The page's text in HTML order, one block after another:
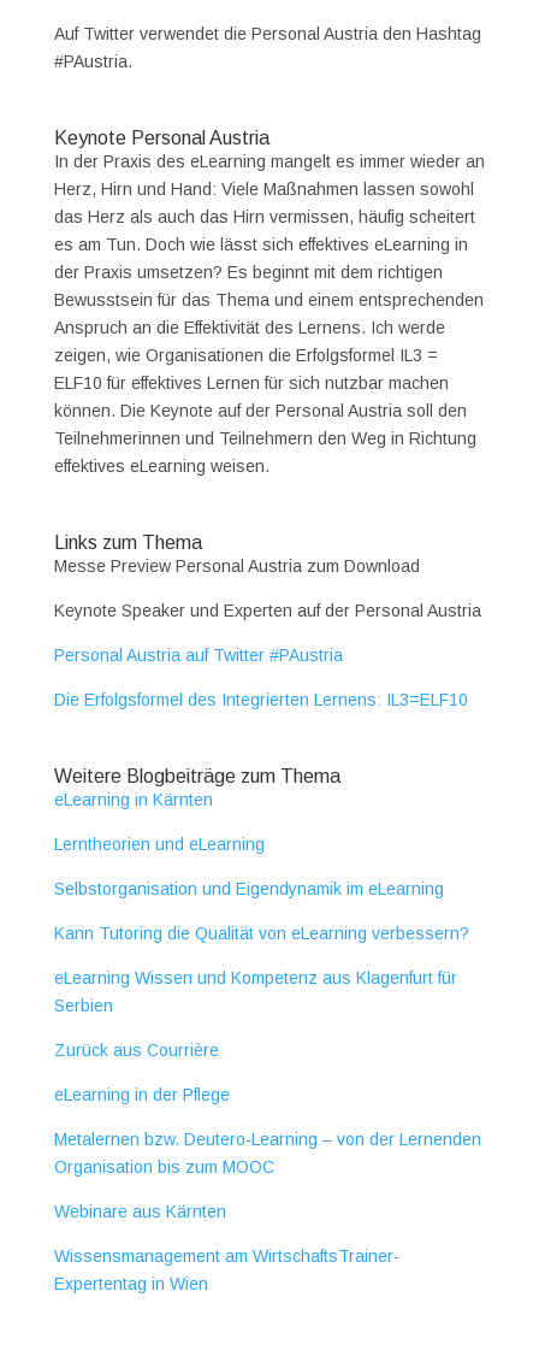
Auf Twitter verwendet die Personal Austria den Hashtag
#PAustria.
Keynote Personal Austria
In der Praxis des eLearning mangelt es immer wieder an
Herz, Hirn und Hand: Viele Maßnahmen lassen sowohl
das Herz als auch das Hirn vermissen, häufig scheitert
es am Tun. Doch wie lässt sich effektives eLearning in
der Praxis umsetzen? Es beginnt mit dem richtigen
Bewusstsein für das Thema und einem entsprechenden
Anspruch an die Effektivität des Lernens. Ich werde
zeigen, wie Organisationen die Erfolgsformel IL3 =
ELF10 für effektives Lernen für sich nutzbar machen
können. Die Keynote auf der Personal Austria soll den
Teilnehmerinnen und Teilnehmern den Weg in Richtung
effektives eLearning weisen.
Links zum Thema
Messe Preview Personal Austria zum Download
Keynote Speaker und Experten auf der Personal Austria
Personal Austria auf Twitter #PAustria
Die Erfolgsformel des Integrierten Lernens: IL3=ELF10
Weitere Blogbeiträge zum Thema
eLearning in Kärnten
Lerntheorien und eLearning
Selbstorganisation und Eigendynamik im eLearning
Kann Tutoring die Qualität von eLearning verbessern?
eLearning Wissen und Kompetenz aus Klagenfurt für
Serbien
Zurück aus Courrière
eLearning in der Pflege
Metalernen bzw. Deutero-Learning – von der Lernenden
Organisation bis zum MOOC
Webinare aus Kärnten
Wissensmanagement am WirtschaftsTrainer-
Expertentag in Wien